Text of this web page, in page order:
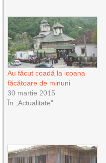
Au făcut coadă la icoana
făcătoare de minuni
30 martie 2015
În „Actualitate”